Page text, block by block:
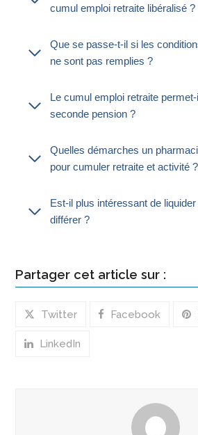
cumul emploi retraite libéralisé ?
Que se passe-t-il si les
ne sont pas remplies ?
Le cumul emploi retraite
seconde pension ?
Quelles démarches un
pour cumuler retraite et activité ?
Est-il plus intéressant de
différer ?
Partager cet article sur :
Twitter Facebook
LinkedIn